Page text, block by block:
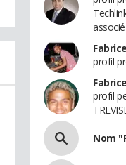
associé
profil
profil
Nom